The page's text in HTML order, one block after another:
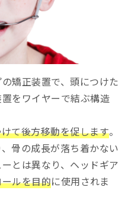
矯正装置で、頭につけた
をワイヤーで結ぶ構造
て後方移動を促します。
骨の成長が落ち着かない
とは異なり、ヘッドギア
ルを目的に使用されま